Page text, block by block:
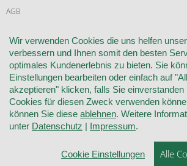
AGB
WIDERRUF
VERTRAG WIDERRUFEN
KONTAKT
DATENSCHUTZ
COOKIE-EINSTELLUNGEN
Wir verwenden Cookies die uns helfen
verbessern und Ihnen somit den besten
optimales Kundenerlebnis zu bieten. Sie
Einstellungen bearbeiten oder einfach auf
akzeptieren" klicken, falls Sie
Cookies für diesen Zweck verwenden
können Sie diese ablehnen. Weitere
unter Datenschutz | Impressum.
Cookie Einstellungen Alle